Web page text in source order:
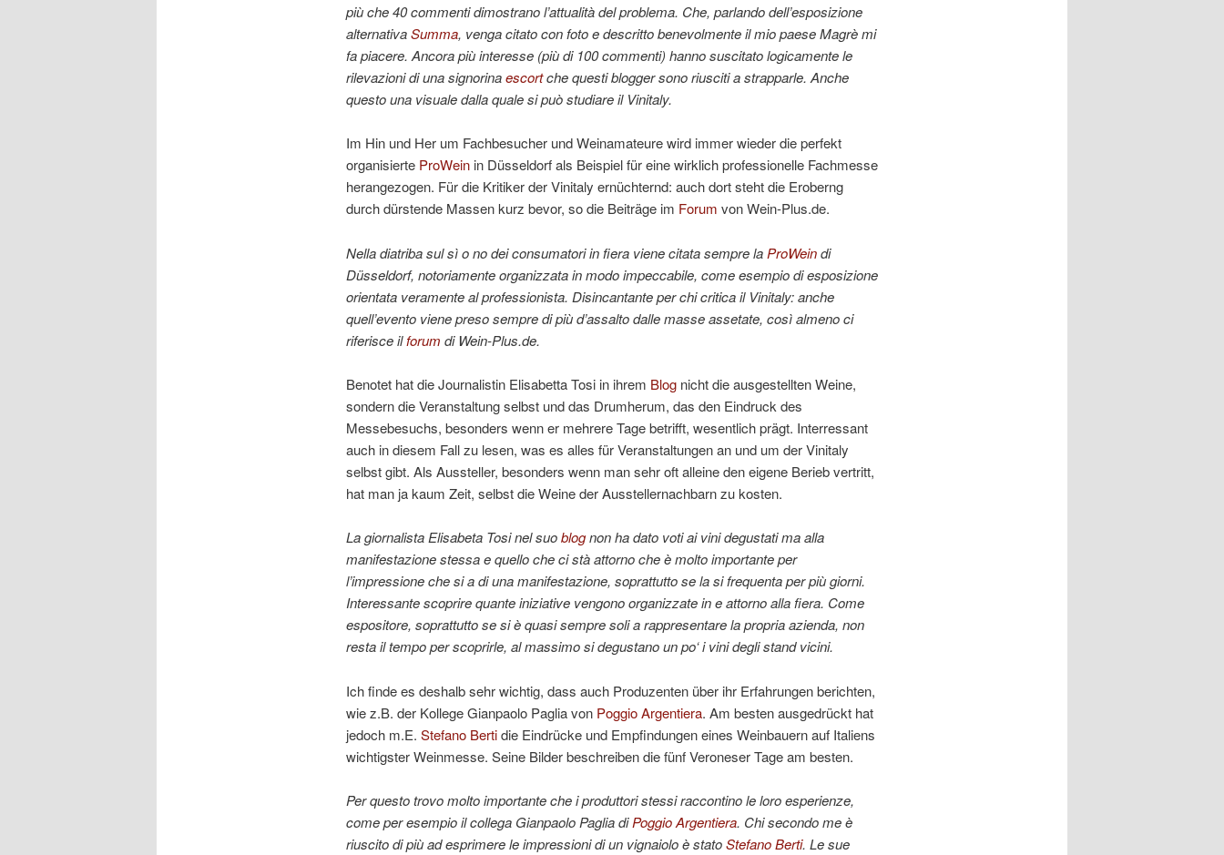
più che 40 commenti dimostrano l’attualità del problema. Che, parlando dell’esposizione
alternativaSumma, venga citato con foto e descritto benevolmente il mio paese Magrè mi
fa piacere. Ancora più interesse (più di 100 commenti) hanno suscitato logicamente le
rilevazioni di una signorinaescortche questi blogger sono riusciti a strapparle. Anche
questo una visuale dalla quale si può studiare il Vinitaly.
Im Hin und Her um Fachbesucher und Weinamateure wird immer wieder die perfekt
organisierte ProWeinin Düsseldorf als Beispiel für eine wirklich professionelle Fachmesse
herangezogen. Für die Kritiker der Vinitaly ernüchternd: auch dort steht die Eroberng
durch dürstende Massen kurz bevor, so die Beiträge im Forum von Wein-Plus.de.
Nella diatriba sul sì o no dei consumatori in fiera viene citata sempre la ProWeindi
Düsseldorf, notoriamente organizzata in modo impeccabile, come esempio di esposizione
orientata veramente al professionista. Disincantante per chi critica il Vinitaly: anche
quell’evento viene preso sempre di più d’assalto dalle masse assetate, così almeno ci
riferisce ilforum di Wein-Plus.de.
Benotet hat die Journalistin Elisabetta Tosi in ihrem Blognicht die ausgestellten Weine,
sondern die Veranstaltung selbst und das Drumherum, das den Eindruck des
Messebesuchs, besonders wenn er mehrere Tage betrifft, wesentlich prägt. Interressant
auch in diesem Fall zu lesen, was es alles für Veranstaltungen an und um der Vinitaly
selbst gibt. Als Aussteller, besonders wenn man sehr oft alleine den eigene Berieb vertritt,
hat man ja kaum Zeit, selbst die Weine der Ausstellernachbarn zu kosten.
La giornalista Elisabeta Tosi nel suoblognon ha dato voti ai vini degustati ma alla
manifestazione stessa e quello che ci stà attorno che è molto importante per
l’impressione che si a di una manifestazione, soprattutto se la si frequenta per più giorni.
Interessante scoprire quante iniziative vengono organizzate in e attorno alla fiera. Come
espositore, soprattutto se si è quasi sempre soli a rappresentare la propria azienda, non
resta il tempo per scoprirle, al massimo si degustano un po‘ i vini degli stand vicini.
Ich finde es deshalb sehr wichtig, dass auch Produzenten über ihr Erfahrungen berichten,
wie z.B. der Kollege Gianpaolo Paglia von Poggio Argentiera. Am besten ausgedrückt hat
jedoch m.E. Stefano Bertidie Eindrücke und Empfindungen eines Weinbauern auf Italiens
wichtigster Weinmesse. Seine Bilder beschreiben die fünf Veroneser Tage am besten.
Per questo trovo molto importante che i produttori stessi raccontino le loro esperienze,
come per esempio il collega Gianpaolo Paglia diPoggio Argentiera. Chi secondo me è
riuscito di più ad esprimere le impressioni di un vignaiolo è statoStefano Berti. Le sue